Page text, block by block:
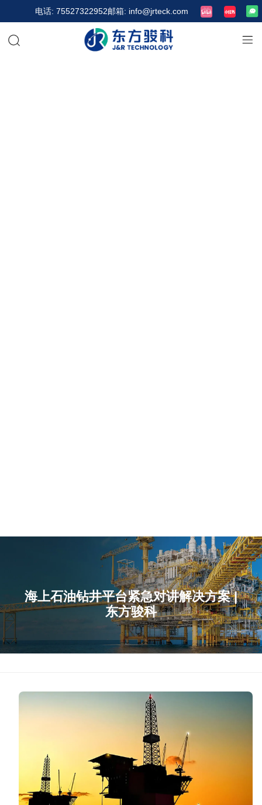
电话: 75527322952邮箱: info@jrteck.com
海上石油钻井平台紧急对讲解决方案 |
东方骏科